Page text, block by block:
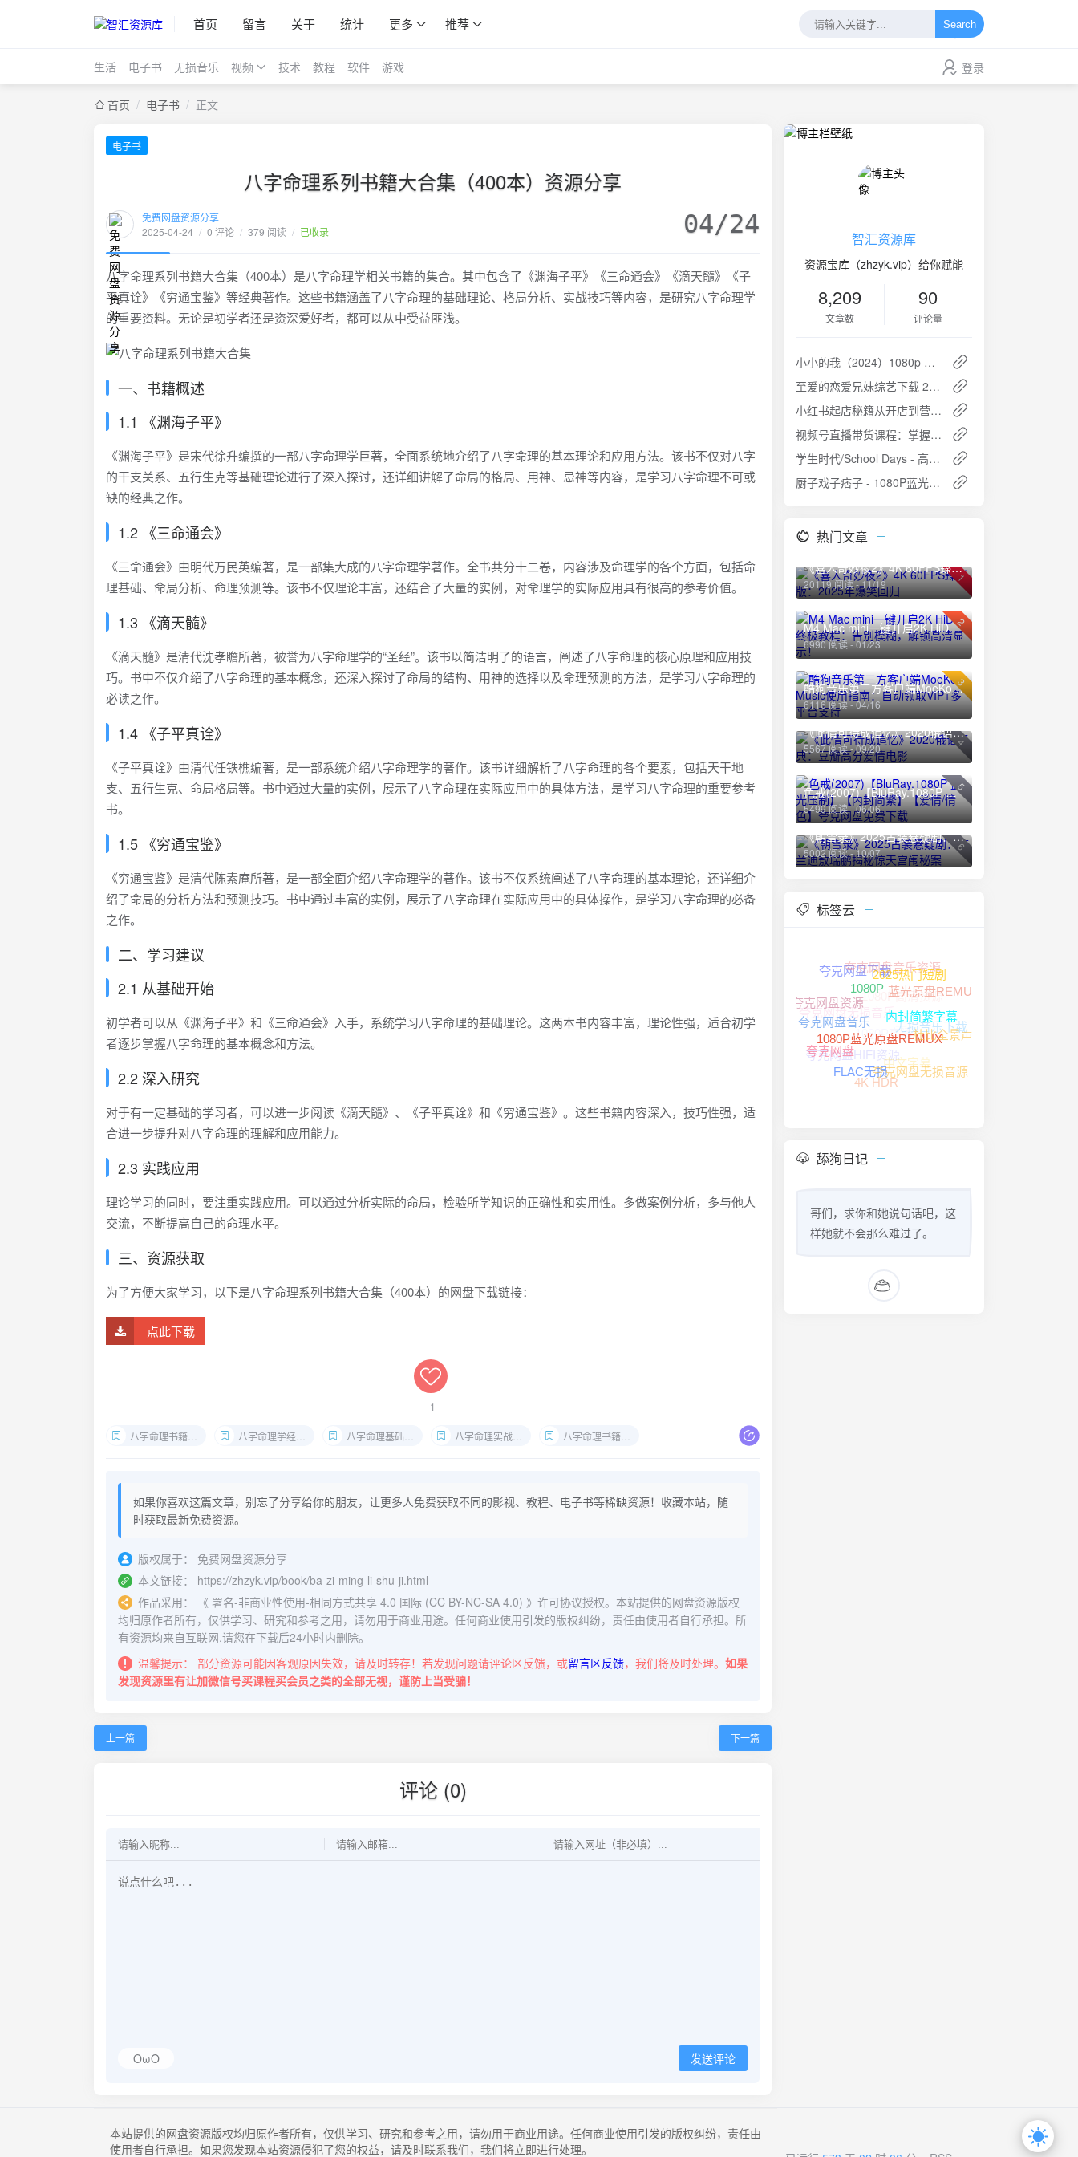
首页 留言 关于 统计 更多 推荐 Search
生活 电子书 无损音乐 视频 技术 教程 软件 游戏 登录
首页 / 电子书 / 正文
电子书
八字命理系列书籍大合集（400本）资源分享
免费网盘资源分享
2025-04-24 / 0 评论 / 379 阅读 / 已收录 04/24
八字命理系列书籍大合集（400本）是八字命理学相关书籍的集合。其中包含了《渊海子平》《三命通会》《滴天髓》《子
平真诠》《穷通宝鉴》等经典著作。这些书籍涵盖了八字命理的基础理论、格局分析、实战技巧等内容，是研究八字命理学
的重要资料。无论是初学者还是资深爱好者，都可以从中受益匪浅。
一、书籍概述
1.1 《渊海子平》
《渊海子平》是宋代徐升编撰的一部八字命理学巨著，全面系统地介绍了八字命理的基本理论和应用方法。该书不仅对八字
的干支关系、五行生克等基础理论进行了深入探讨，还详细讲解了命局的格局、用神、忌神等内容，是学习八字命理不可或
缺的经典之作。
1.2 《三命通会》
《三命通会》由明代万民英编著，是一部集大成的八字命理学著作。全书共分十二卷，内容涉及命理学的各个方面，包括命
理基础、命局分析、命理预测等。该书不仅理论丰富，还结合了大量的实例，对命理学的实际应用具有很高的参考价值。
1.3 《滴天髓》
《滴天髓》是清代沈孝瞻所著，被誉为八字命理学的“圣经”。该书以简洁明了的语言，阐述了八字命理的核心原理和应用技
巧。书中不仅介绍了八字命理的基本概念，还深入探讨了命局的结构、用神的选择以及命理预测的方法，是学习八字命理的
必读之作。
1.4 《子平真诠》
《子平真诠》由清代任铁樵编著，是一部系统介绍八字命理学的著作。该书详细解析了八字命理的各个要素，包括天干地
支、五行生克、命局格局等。书中通过大量的实例，展示了八字命理在实际应用中的具体方法，是学习八字命理的重要参考
书。
1.5 《穷通宝鉴》
《穷通宝鉴》是清代陈素庵所著，是一部全面介绍八字命理学的著作。该书不仅系统阐述了八字命理的基本理论，还详细介
绍了命局的分析方法和预测技巧。书中通过丰富的实例，展示了八字命理在实际应用中的具体操作，是学习八字命理的必备
之作。
二、学习建议
2.1 从基础开始
初学者可以从《渊海子平》和《三命通会》入手，系统学习八字命理的基础理论。这两本书内容丰富，理论性强，适合初学
者逐步掌握八字命理的基本概念和方法。
2.2 深入研究
对于有一定基础的学习者，可以进一步阅读《滴天髓》、《子平真诠》和《穷通宝鉴》。这些书籍内容深入，技巧性强，适
合进一步提升对八字命理的理解和应用能力。
2.3 实践应用
理论学习的同时，要注重实践应用。可以通过分析实际的命局，检验所学知识的正确性和实用性。多做案例分析，多与他人
交流，不断提高自己的命理水平。
三、资源获取
为了方便大家学习，以下是八字命理系列书籍大合集（400本）的网盘下载链接：
点此下载
1
八字命理书籍下载 八字命理学经典著作 八字命理基础理论 八字命理实战技巧 八字命理书籍合集
如果你喜欢这篇文章，别忘了分享给你的朋友，让更多人免费获取不同的影视、教程、电子书等稀缺资源！收藏本站，随
时获取最新免费资源。
版权属于：
免费网盘资源分享
本文链接：
https://zhzyk.vip/book/ba-zi-ming-li-shu-ji.html
作品采用：
《 署名-非商业性使用-相同方式共享 4.0 国际 (CC BY-NC-SA 4.0) 》许可协议授权。本站提供的网盘资源版权
均归原作者所有，仅供学习、研究和参考之用，请勿用于商业用途。任何商业使用引发的版权纠纷，责任由使用者自行承担。所
有资源均来自互联网,请您在下载后24小时内删除。
温馨提示：
部分资源可能因客观原因失效，请及时转存！若发现问题请评论区反馈，或留言区反馈，我们将及时处理。 如果
发现资源里有让加微信号买课程买会员之类的全部无视，谨防上当受骗！
上一篇 下一篇
评论 (0)
OωO 发送评论
智汇资源库
资源宝库（zhzyk.vip）给你赋能
8,209
文章数
90
评论量
小小的我（2024）1080p 内嵌中字 净版版 电影
至爱的恋爱兄妹综艺下载 2025
小红书起店秘籍从开店到营销夸克网盘免费下载
视频号直播带货课程：掌握直播秘诀，引爆视频号销量狂潮夸克网盘免费下载
学生时代/School Days - 高自由校园养成游戏免费下载
厨子戏子痞子 - 1080P蓝光高清下载
热门文章
1
《喜人奇妙夜2》4K 60FPS臻彩版：2025年爆笑回归
20119 阅读 - 11/19
2
M4 Mac mini一键开启2K HiDPI终极教程：告别模糊，解锁高清显示！
6990 阅读 - 01/23
3
酷狗音乐第三方客户端MoeKoe Music使用指南：自动领取VIP+多平台支持
6116 阅读 - 04/16
4
《此情可待成追忆》2020俄语经典：豆瓣高分爱情电影
5567 阅读 - 09/20
5
色戒(2007)【BluRay.1080P 蓝光压制】【内封简繁】【爱情/情色】夸克网盘免费下载
5499 阅读 - 06/06
6
《朝雪录》2025古装悬疑剧：李兰迪敖瑞鹏揭秘惊天宫闱秘案
5002 阅读 - 10/07
标签云
夸克网盘无损音乐
夸克网盘资源
夸克网盘下载
夸克网盘音乐资源
1080P高清资源
1080P高清
夸克网盘HIFI资源
夸克网盘
夸克网盘音乐
2025热门短剧
蓝光原盘REMUX
无损音乐下载
中文字幕
4K HDR
FLAC无损
1080P蓝光原盘REMUX
内封简繁字幕
杜比全景声
夸克网盘无损音源
舔狗日记
哥们，求你和她说句话吧，这
样她就不会那么难过了。
本站提供的网盘资源版权均归原作者所有，仅供学习、研究和参考之用，请勿用于商业用途。任何商业使用引发的版权纠纷，责任由
使用者自行承担。如果您发现本站资源侵犯了您的权益，请及时联系我们，我们将立即进行处理。